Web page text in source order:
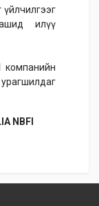
үйлчилгээг
илүү
NBFI